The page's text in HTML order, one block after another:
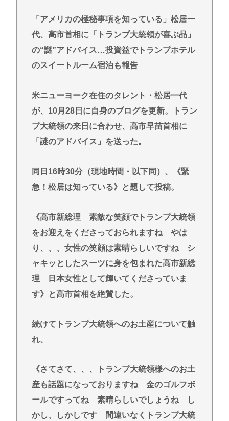
ってもの
東浩紀さん、右からも左からも叩かれる「ポジショ
ントークをしないからこそ信頼できる」と擁護され
るwww
ないwww
『ヤニねこ』新海誠、水島努、綾辻行人らクリエイ
ターが絶賛 過激描写はBPOでも議論に
避難所地獄と化す「ずっと同じ食べ物&断水でトイレ
Powered by livedoor 相互RSS
「アメリカの極秘事項を知っている」松居一
代、高市首相に「トランプ大統領が喜ぶ品」
の“謎”アドバイス…投資益でトランプホテル
のスイートルーム宿泊も報告
米ニューヨーク在住のタレント・松居一代
が、10月28日に自身のブログを更新。トラン
プ大統領の来日に合わせ、高市早苗首相に
「謎のアドバイス」を送った。
同日16時30分（現地時間・以下同）、《緊
急！松居は知っている》と題して投稿。
《高市新総理 素敵な笑顔でトランプ大統領
をお迎えをくださっておられますね やは
り、、、女性の笑顔は素晴らしいですね シ
ャキッとしたスーツに身を包まれた高市新総
理 日本女性として輝いてくださっていま
す》と高市首相を絶賛した。
続けてトランプ大統領へのお土産について触
れ、
《さてさて、、、トランプ大統領様へのお土
産も話題になっておりますね 金のゴルフボ
ールですってね 素晴らしいでしょうね し
かし、しかしです 間違いなくトランプ大統